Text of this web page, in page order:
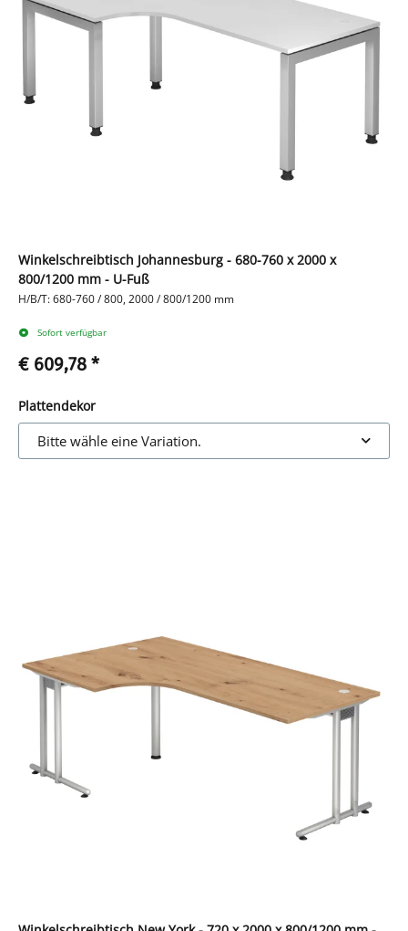
Winkelschreibtisch Johannesburg - 680-760 x 2000 x
800/1200 mm - U-Fuß
H/B/T: 680-760 / 800, 2000 / 800/1200 mm
Sofort verfügbar
€ 609,78 *
Plattendekor
Bitte wähle eine Variation.